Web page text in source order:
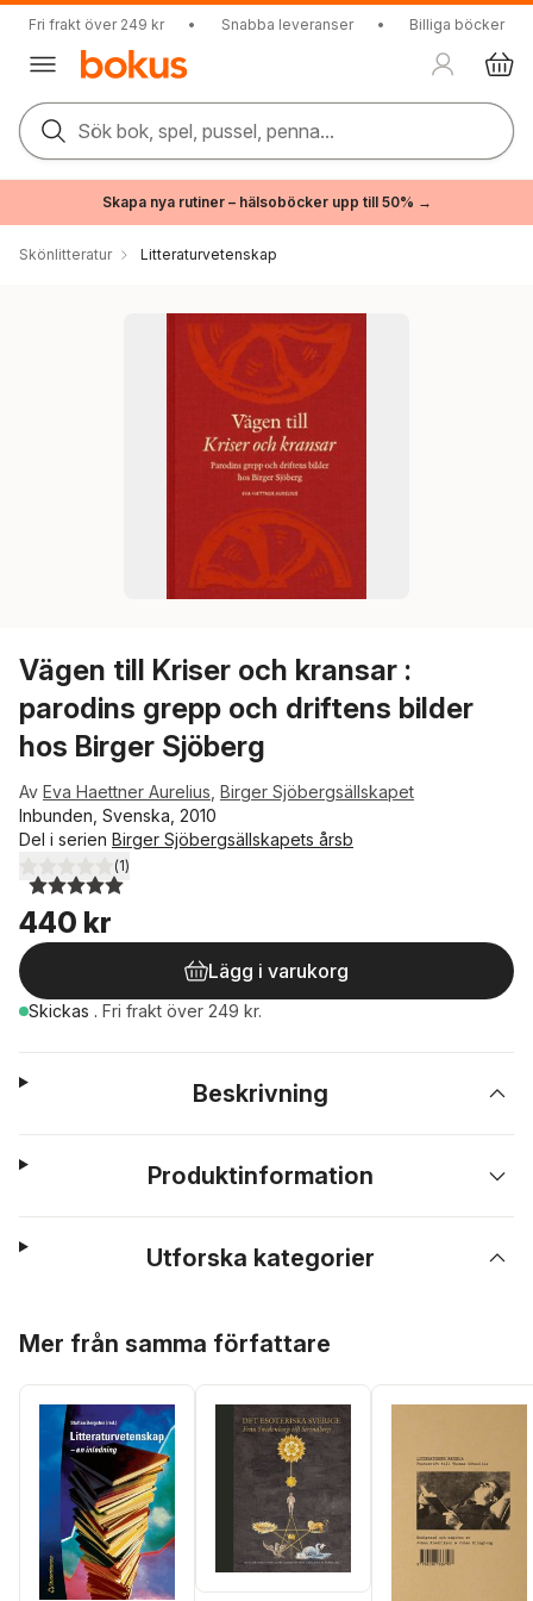
Fri frakt över 249 kr • Snabba leveranser • Billiga böcker
Sök bok, spel, pussel, penna...
Skapa nya rutiner – hälsoböcker upp till 50% →
Skönlitteratur Litteraturvetenskap
Vägen till Kriser och kransar :
parodins grepp och driftens bilder
hos Birger Sjöberg
Av Eva Haettner Aurelius Birger Sjöbergsällskapet
Inbunden, Svenska, 2010
Del i serien Birger Sjöbergsällskapets årsb
5,0utav 5 stjärnor. Totalt antal röster:
(1)
440 kr
Lägg i varukorg
Skickas . Fri frakt över 249 kr.
Beskrivning
Produktinformation
Utforska kategorier
Mer från samma författare